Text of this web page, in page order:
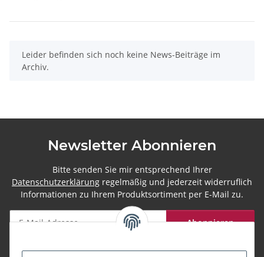
xLeider befinden sich noch keine News-Beiträge im
Archiv.
Newsletter Abonnieren
Bitte senden Sie mir entsprechend Ihrer
Datenschutzerklärung regelmäßig und jederzeit widerruflich
Informationen zu Ihrem Produktsortiment per E-Mail zu.
Abonnieren